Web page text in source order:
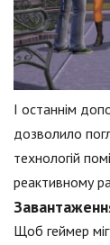
І останнім
дозволило
технологій
реактивному
Щоб геймер